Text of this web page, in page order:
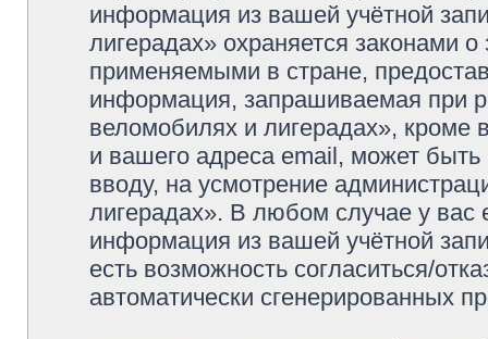
информация из вашей учётной
лигерадах» охраняется законами
применяемыми в стране,
информация, запрашиваемая при
веломобилях и лигерадах», кроме
и вашего адреса email, может быть
вводу, на усмотрение
лигерадах». В любом случае у вас
информация из вашей учётной
есть возможность согласиться/
автоматически сгенерированных